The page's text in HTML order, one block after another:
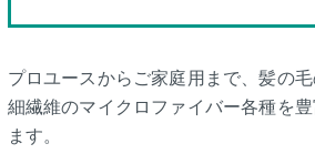
プロユースからご家庭用まで、髪の
細繊維のマイクロファイバー各種を
ます。